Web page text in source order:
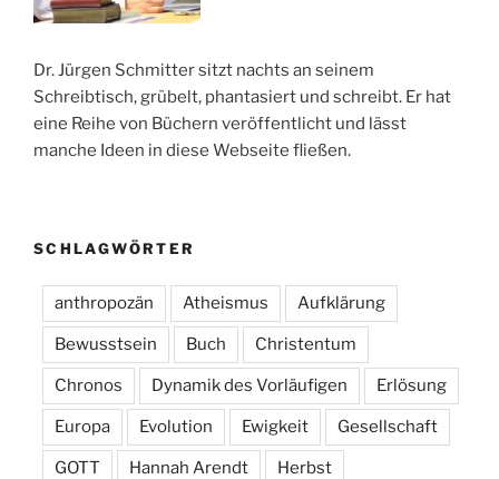
Dr. Jürgen Schmitter sitzt nachts an seinem
Schreibtisch, grübelt, phantasiert und schreibt. Er hat
eine Reihe von Büchern veröffentlicht und lässt
manche Ideen in diese Webseite fließen.
SCHLAGWÖRTER
anthropozän Atheismus Aufklärung
Bewusstsein Buch Christentum
Chronos Dynamik des Vorläufigen Erlösung
Europa Evolution Ewigkeit Gesellschaft
GOTT Hannah Arendt Herbst